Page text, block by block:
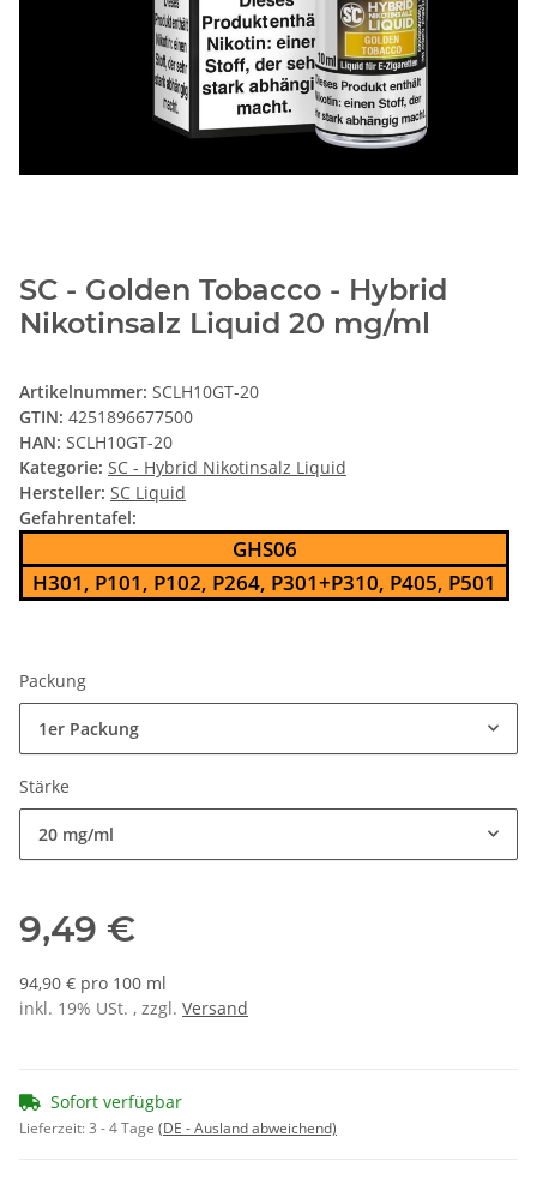
SC - Golden Tobacco - Hybrid
Nikotinsalz Liquid 20 mg/ml
Artikelnummer: SCLH10GT-20
GTIN: 4251896677500
HAN: SCLH10GT-20
Kategorie: SC - Hybrid Nikotinsalz Liquid
Hersteller: SC Liquid
Gefahrentafel:
GHS06
H301, P101, P102, P264, P301+P310, P405, P501
Packung
1er Packung
Stärke
20 mg/ml
9,49 €
94,90 € pro 100 ml
inkl. 19% USt. , zzgl. Versand
Sofort verfügbar
Lieferzeit:3 - 4 Tage (DE - Ausland abweichend)